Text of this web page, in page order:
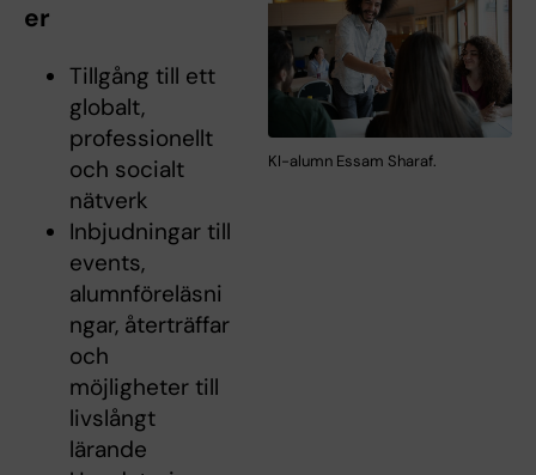
KI-alumn Essam Sharaf.
er
Tillgång till ett
globalt,
professionellt
och socialt
nätverk
Inbjudningar till
events,
alumnföreläsni
ngar, återträffar
och
möjligheter till
livslångt
lärande